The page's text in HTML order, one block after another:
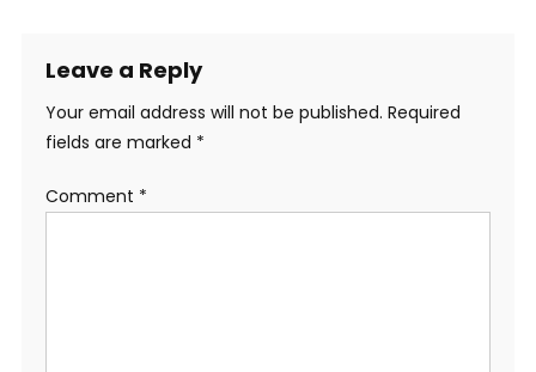
Leave a Reply
Your email address will not be published. Required
fields are marked *
Comment *